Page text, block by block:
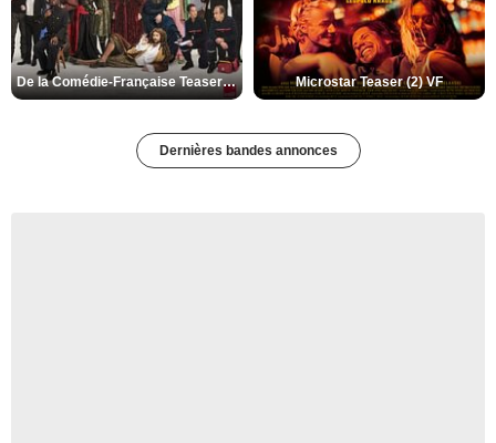
De la Comédie-Française Teaser (3) VF Microstar Teaser (2) VF
Dernières bandes annonces